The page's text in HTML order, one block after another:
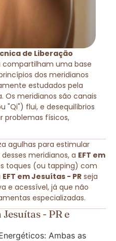
de Liberação
compartilham uma base
dos meridianos
estudados pela
Os meridianos são canais
"Qi") flui, e desequilíbrios
problemas físicos,
agulhas para estimular
meridianos, a EFT em
toques (ou tapping) com
EFT em Jesuítas - PR seja
e acessível, já que não
especializadas.
- PR e
Ambas as